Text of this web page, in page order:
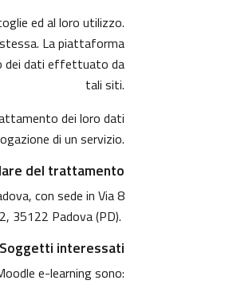
ed al loro utilizzo.
La piattaforma
dei dati effettuato da
tali siti.
dei loro dati
di un servizio.
del trattamento
con sede in Via 8
35122 Padova (PD).
Soggetti interessati
e-learning sono: